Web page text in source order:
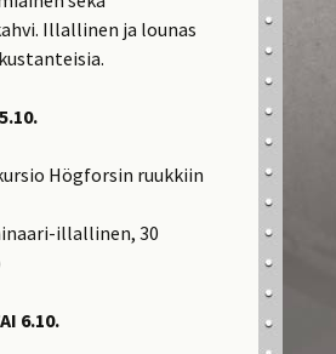
Illallinen ja lounas
Högforsin ruukkiin
illallinen, 30
6.10.